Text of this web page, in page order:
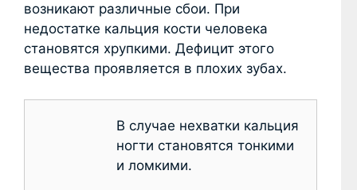
возникают различные сбои. При
недостатке кальция кости человека
становятся хрупкими. Дефицит этого
вещества проявляется в плохих зубах.
В случае нехватки кальция
ногти становятся тонкими
и ломкими.